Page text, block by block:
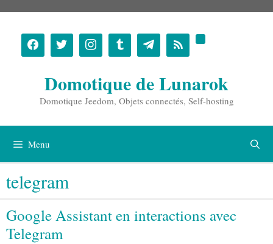
contenu
Domotique de Lunarok
Domotique Jeedom, Objets connectés, Self-hosting
Menu
telegram
Google Assistant en interactions avec
Telegram